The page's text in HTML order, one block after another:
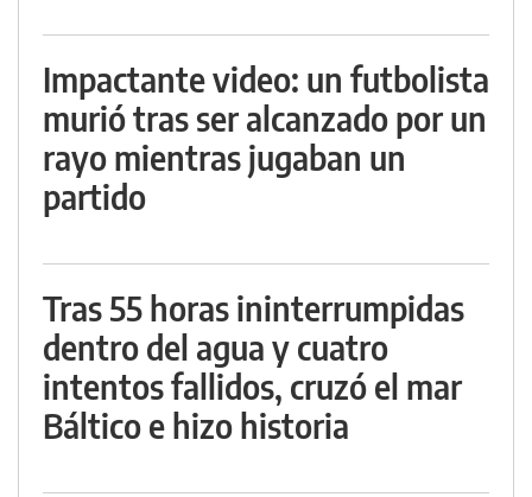
Impactante video: un futbolista
murió tras ser alcanzado por un
rayo mientras jugaban un
partido
Tras 55 horas ininterrumpidas
dentro del agua y cuatro
intentos fallidos, cruzó el mar
Báltico e hizo historia